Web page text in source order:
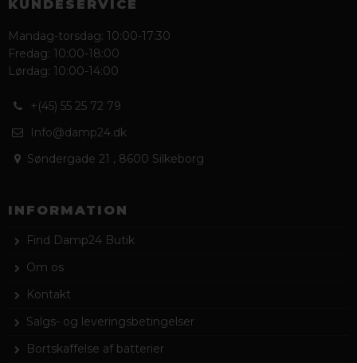
KUNDESERVICE
Mandag-torsdag: 10:00-17:30
Fredag: 10:00-18:00
Lørdag: 10:00-14:00
+(45) 55 25 72 79
Info@damp24.dk
Søndergade 21 , 8600 Silkeborg
INFORMATION
Find Damp24 Butik
Om os
Kontakt
Salgs- og leveringsbetingelser
Bortskaffelse af batterier